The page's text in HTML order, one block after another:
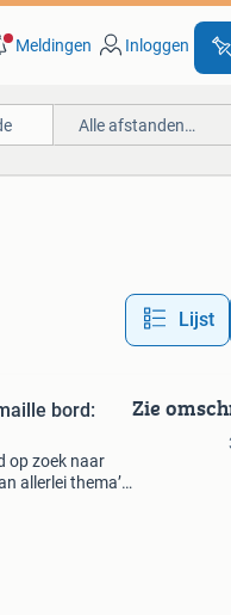
Meldingen Inloggen
Alle afstanden…
Lijst
bord:
op zoek naar
allerlei thema’s
Zie